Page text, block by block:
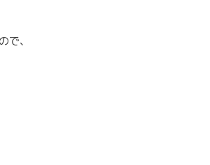
、